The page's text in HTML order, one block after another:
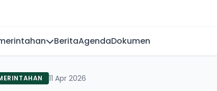
BeritaAgendaDokumen
11 Apr 2026